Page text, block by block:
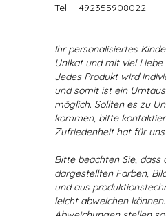
Tel.: +492355908022
Ihr personalisiertes
Unikat und mit viel
Jedes Produkt wird
und somit ist ein
möglich. Sollten es zu
kommen, bitte
Zufriedenheit hat für
Bitte beachten Sie, dass
dargestellten Farben,
und aus
leicht abweichen